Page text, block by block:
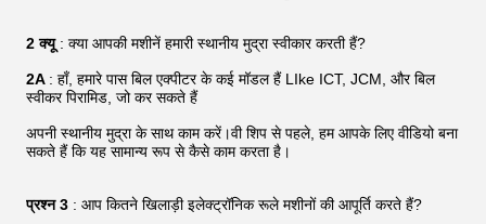
2 क्यू: क्या आपकी मशीनें हमारी स्थानीय मुद्रा स्वीकार करती हैं?
2A : हाँ, हमारे पास बिल एक्पीटर के कई मॉडल हैं LIke ICT, JCM, और बिल
स्वीकर पिरामिड, जो कर सकते हैं
अपनी स्थानीय मुद्रा के साथ काम करें।वी शिप से पहले, हम आपके लिए वीडियो बना
सकते हैं कि यह सामान्य रूप से कैसे काम करता है।
प्रश्न 3 : आप कितने खिलाड़ी इलेक्ट्रॉनिक रूले मशीनों की आपूर्ति करते हैं?